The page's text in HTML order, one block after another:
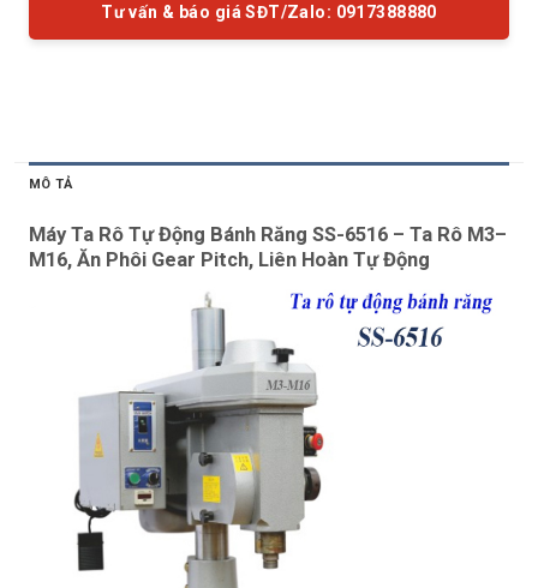
Tư vấn & báo giá SĐT/Zalo: 0917388880
MÔ TẢ
Máy Ta Rô Tự Động Bánh Răng SS-6516 – Ta Rô M3–
M16, Ăn Phôi Gear Pitch, Liên Hoàn Tự Động